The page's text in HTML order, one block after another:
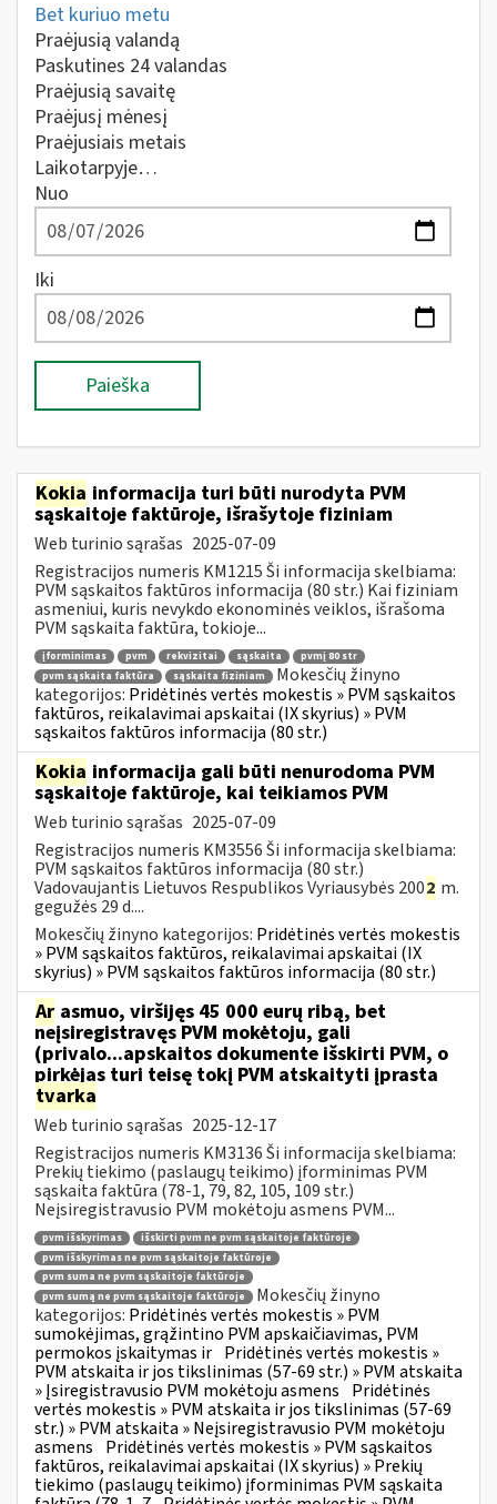
Bet kuriuo metu
Praėjusią valandą
Paskutines 24 valandas
Praėjusią savaitę
Praėjusį mėnesį
Praėjusiais metais
Laikotarpyje…
Nuo
Iki
Paieška
Kokia informacija turi būti nurodyta PVM
sąskaitoje faktūroje, išrašytoje fiziniam
Web turinio sąrašas 2025-07-09
Registracijos numeris KM1215 Ši informacija skelbiama:
PVM sąskaitos faktūros informacija (80 str.) Kai fiziniam
asmeniui, kuris nevykdo ekonominės veiklos, išrašoma
PVM sąskaita faktūra, tokioje...
įforminimas pvm rekvizitai sąskaita
pvmį 80 str
pvm sąskaita faktūra
sąskaita fiziniam
Mokesčių žinyno
kategorijos: Pridėtinės vertės mokestis » PVM sąskaitos
faktūros, reikalavimai apskaitai (IX skyrius) » PVM
sąskaitos faktūros informacija (80 str.)
Kokia informacija gali būti nenurodoma PVM
sąskaitoje faktūroje, kai teikiamos PVM
Web turinio sąrašas 2025-07-09
Registracijos numeris KM3556 Ši informacija skelbiama:
PVM sąskaitos faktūros informacija (80 str.)
Vadovaujantis Lietuvos Respublikos Vyriausybės 2002 m.
gegužės 29 d....
Mokesčių žinyno kategorijos: Pridėtinės vertės mokestis
» PVM sąskaitos faktūros, reikalavimai apskaitai (IX
skyrius) » PVM sąskaitos faktūros informacija (80 str.)
Ar asmuo, viršijęs 45 000 eurų ribą, bet
neįsiregistravęs PVM mokėtoju, gali
(privalo...apskaitos dokumente išskirti PVM, o
pirkėjas turi teisę tokį PVM atskaityti įprasta
tvarka
Web turinio sąrašas 2025-12-17
Registracijos numeris KM3136 Ši informacija skelbiama:
Prekių tiekimo (paslaugų teikimo) įforminimas PVM
sąskaita faktūra (78-1, 79, 82, 105, 109 str.)
Neįsiregistravusio PVM mokėtoju asmens PVM...
pvm išskyrimas
išskirti pvm ne pvm sąskaitoje faktūroje
pvm išskyrimas ne pvm sąskaitoje faktūroje
pvm suma ne pvm sąskaitoje faktūroje
pvm sumą ne pvm sąskaitoje faktūroje
Mokesčių žinyno
kategorijos: Pridėtinės vertės mokestis » PVM
sumokėjimas, grąžintino PVM apskaičiavimas, PVM
permokos įskaitymas ir Pridėtinės vertės mokestis »
PVM atskaita ir jos tikslinimas (57-69 str.) » PVM atskaita
» Įsiregistravusio PVM mokėtoju asmens Pridėtinės
vertės mokestis » PVM atskaita ir jos tikslinimas (57-69
str.) » PVM atskaita » Neįsiregistravusio PVM mokėtoju
asmens Pridėtinės vertės mokestis » PVM sąskaitos
faktūros, reikalavimai apskaitai (IX skyrius) » Prekių
tiekimo (paslaugų teikimo) įforminimas PVM sąskaita